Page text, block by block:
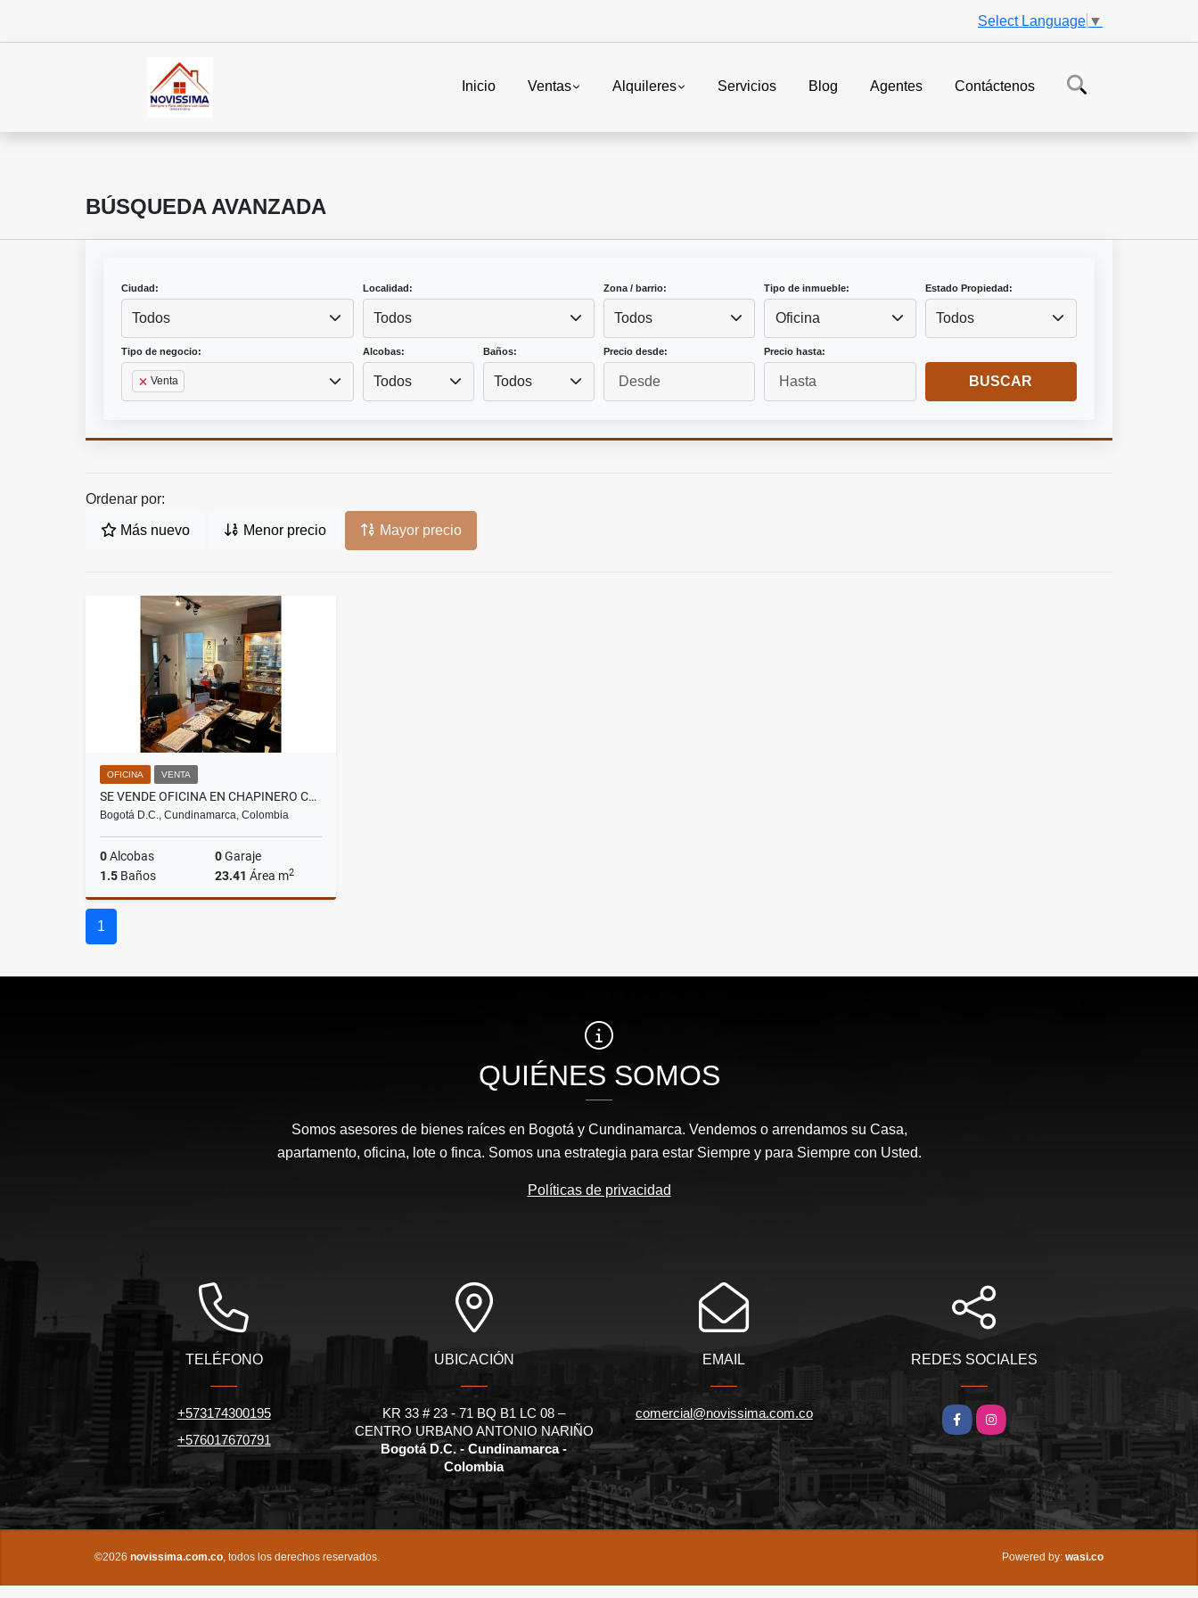
Select Language ▼
Inicio Ventas Alquileres Servicios Blog Agentes Contáctenos
BÚSQUEDA AVANZADA
Ciudad:
Todos
Localidad:
Todos
Zona / barrio:
Todos
Tipo de inmueble:
Oficina
Estado Propiedad:
Todos
Tipo de negocio:
Venta
Alcobas:
Todos
Baños:
Todos
Precio desde: Precio hasta:
BUSCAR
Ordenar por:
Más nuevo Menor precio Mayor precio
OFICINA VENTA
SE VENDE OFICINA EN CHAPINERO CENTRAL
Bogotá D.C., Cundinamarca, Colombia
0Alcobas 0Garaje
1.5 Baños 23.41 Área m2
1
QUIÉNES SOMOS
Somos asesores de bienes raíces en Bogotá y Cundinamarca. Vendemos o arrendamos su Casa,
apartamento, oficina, lote o finca. Somos una estrategia para estar Siempre y para Siempre con Usted.
Políticas de privacidad
TELÉFONO
+573174300195
+576017670791
UBICACIÓN
KR 33 # 23 - 71 BQ B1 LC 08 –
CENTRO URBANO ANTONIO NARIÑO
Bogotá D.C. - Cundinamarca -
Colombia
EMAIL
comercial@novissima.com.co
REDES SOCIALES
Facebook
Instagram
©2026 novissima.com.co, todos los derechos reservados. Powered by: wasi.co